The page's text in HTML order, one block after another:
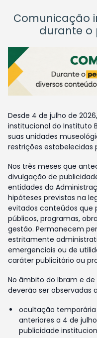
Comunicação
durante o
Desde 4 de julho de
institucional do Instituto
suas unidades
restrições estabelecidas
Nos três meses que
divulgação de
entidades da
hipóteses previstas na
evitados conteúdos que
públicos, programas,
gestão. Permanecem
estritamente
emergenciais ou de
caráter publicitário ou
No âmbito do Ibram e
deverão ser observadas
ocultação
anteriores a 4 de
publicidade